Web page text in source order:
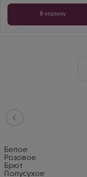
В корзину
Белое
Розовое
Брют
Полусухое